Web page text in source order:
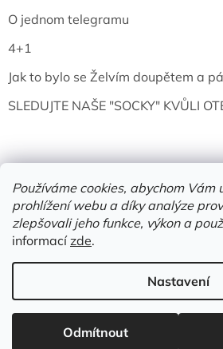
Používáme cookies, abychom Vám
prohlížení webu a díky analýze
zlepšovali jeho funkce, výkon a
informacízde.
Nastavení
Odmítnout
O jednom telegramu
4+1
Jak to bylo se Želvím doupětem a
SLEDUJTE NAŠE "SOCKY" KVŮLI
Vytvořil
Copyright 2026Želví doupě | knihy &
práva vyhrazena.
Upravit